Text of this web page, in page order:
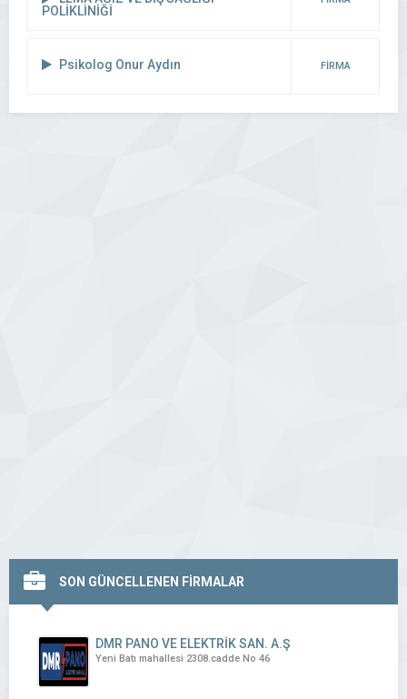
POLİKLİNİĞİ
Psikolog Onur Aydın FİRMA
SON GÜNCELLENEN FİRMALAR
DMR PANO VE ELEKTRİK SAN. A.Ş
Yeni Batı mahallesi 2308.cadde No 46